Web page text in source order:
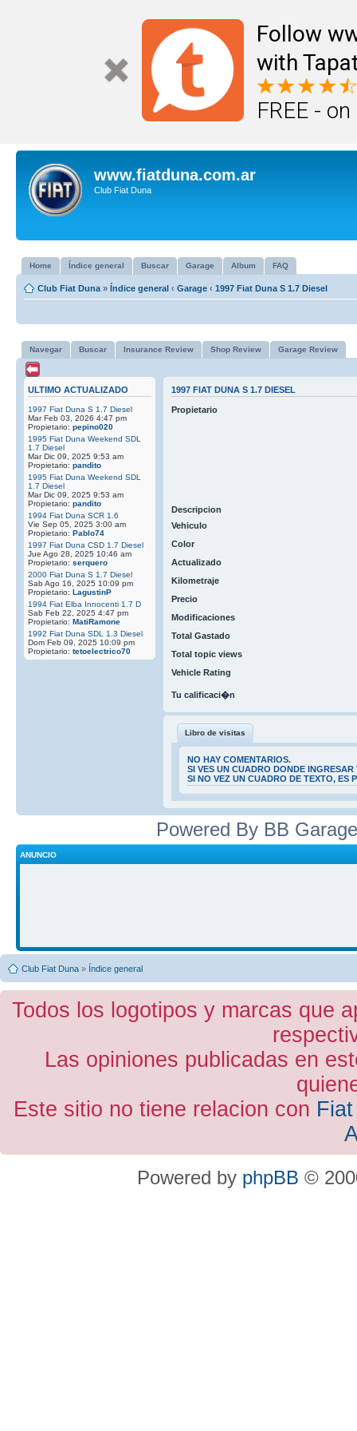
Follow
with
FREE -
www.fiatduna.com.ar
Club Fiat Duna
Home Índice general Buscar Garage Album FAQ
Club Fiat Duna » Índice general ‹ Garage ‹ 1997 Fiat Duna S 1.7 Diesel
Navegar Buscar Insurance Review Shop Review Garage Review
ULTIMO ACTUALIZADO
1997 Fiat Duna S 1.7 Diesel
Mar Feb 03, 2026 4:47 pm
Propietario: pepino020
1995 Fiat Duna Weekend SDL
1.7 Diesel
Mar Dic 09, 2025 9:53 am
Propietario: pandito
1995 Fiat Duna Weekend SDL
1.7 Diesel
Mar Dic 09, 2025 9:53 am
Propietario: pandito
1994 Fiat Duna SCR 1.6
Vie Sep 05, 2025 3:00 am
Propietario: Pablo74
1997 Fiat Duna CSD 1.7 Diesel
Jue Ago 28, 2025 10:46 am
Propietario: serquero
2000 Fiat Duna S 1.7 Diesel
Sab Ago 16, 2025 10:09 pm
Propietario: LagustinP
1994 Fiat Elba Innocenti 1.7 D
Sab Feb 22, 2025 4:47 pm
Propietario: MatiRamone
1992 Fiat Duna SDL 1.3 Diesel
Dom Feb 09, 2025 10:09 pm
Propietario: tetoelectrico70
1997 FIAT DUNA S 1.7 DIESEL
Propietario
Descripcion
Vehiculo
Color
Actualizado
Kilometraje
Precio
Modificaciones
Total Gastado
Total topic views
Vehicle Rating
Tu calificaci�n
Libro de visitas
NO HAY COMENTARIOS.
SI VES UN CUADRO DONDE
SI NO VEZ UN CUADRO DE TEXTO, ES
Powered By BB
ANUNCIO
Club Fiat Duna » Índice general
Todos los logotipos y marcas que
Las opiniones publicadas en
Este sitio no tiene relacion con
Powered by phpBB ©